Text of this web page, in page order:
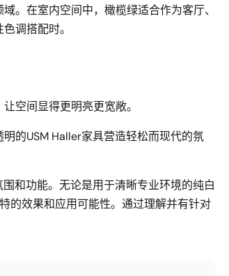
。在室内空间中，橄榄绿适合作为客厅、
调搭配时。
空间显得更明亮更宽敞。
的USM Haller家具营造轻松而现代的氛
和功能。无论是用于清晰专业环境的纯白
的效果和应用可能性。通过理解并有针对